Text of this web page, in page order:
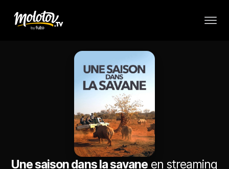
Une saison dans la savane en streaming